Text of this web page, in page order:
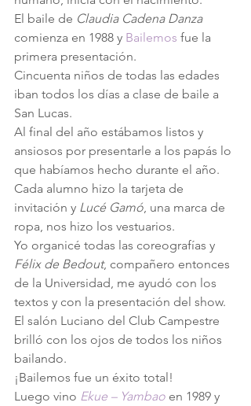
El baile de Claudia Cadena Danza
comienza en 1988 y Bailemos fue la
primera presentación.
Cincuenta niños de todas las edades
iban todos los días a clase de baile a
San Lucas.
Al final del año estábamos listos y
ansiosos por presentarle a los papás lo
que habíamos hecho durante el año.
Cada alumno hizo la tarjeta de
invitación y Lucé Gamó, una marca de
ropa, nos hizo los vestuarios.
Yo organicé todas las coreografías y
Félix de Bedout, compañero entonces
de la Universidad, me ayudó con los
textos y con la presentación del show.
El salón Luciano del Club Campestre
brilló con los ojos de todos los niños
bailando.
¡Bailemos fue un éxito total!
Luego vino Ekue – Yambao en 1989 y